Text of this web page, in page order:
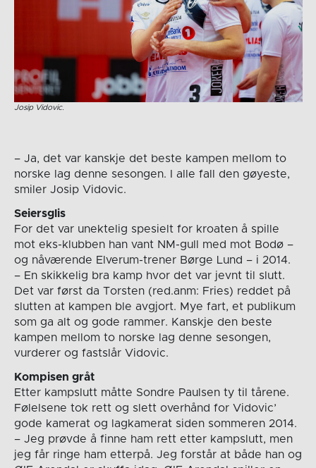
Josip Vidovic.
– Ja, det var kanskje det beste kampen mellom to
norske lag denne sesongen. I alle fall den gøyeste,
smiler Josip Vidovic.
Seiersglis
For det var unektelig spesielt for kroaten å spille
mot eks-klubben han vant NM-gull med mot Bodø –
og nåværende Elverum-trener Børge Lund – i 2014.
– En skikkelig bra kamp hvor det var jevnt til slutt.
Det var først da Torsten (red.anm: Fries) reddet på
slutten at kampen ble avgjort. Mye fart, et publikum
som ga alt og gode rammer. Kanskje den beste
kampen mellom to norske lag denne sesongen,
vurderer og fastslår Vidovic.
Kompisen gråt
Etter kampslutt måtte Sondre Paulsen ty til tårene.
Følelsene tok rett og slett overhånd for Vidovic’
gode kamerat og lagkamerat siden sommeren 2014.
– Jeg prøvde å finne ham rett etter kampslutt, men
jeg får ringe ham etterpå. Jeg forstår at både han og